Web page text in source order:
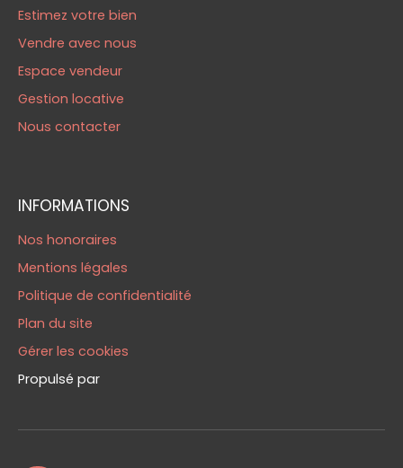
Estimez votre bien
Vendre avec nous
Espace vendeur
Gestion locative
Nous contacter
INFORMATIONS
Nos honoraires
Mentions légales
Politique de confidentialité
Plan du site
Gérer les cookies
Propulsé par